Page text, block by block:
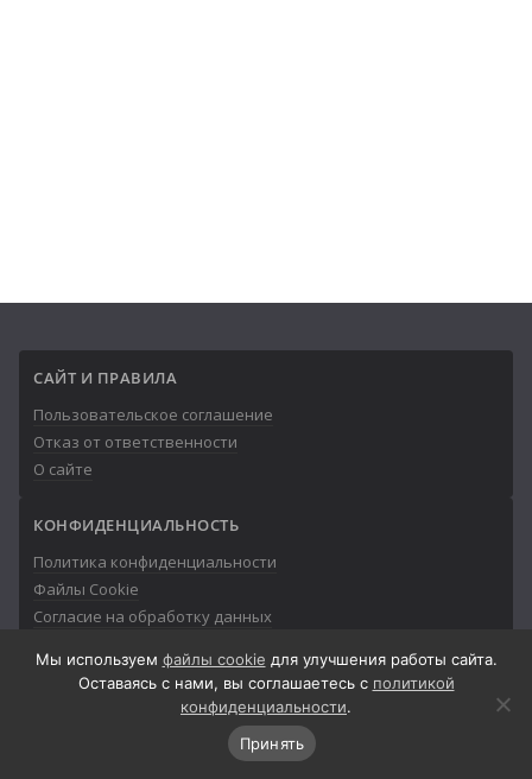
САЙТ И ПРАВИЛА
Пользовательское соглашение
Отказ от ответственности
О сайте
КОНФИДЕНЦИАЛЬНОСТЬ
Политика конфиденциальности
Файлы Cookie
Согласие на обработку данных
© 2013-2026Айтишник
Мы используем файлы cookie для улучшения работы сайта.
Оставаясь с нами, вы соглашаетесь с политикой
конфиденциальности.
Принять